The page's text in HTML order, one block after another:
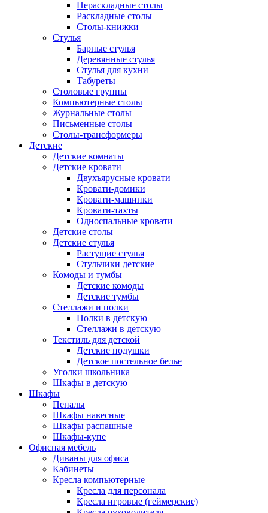
Нераскладные столы
Раскладные столы
Столы-книжки
Стулья
Барные стулья
Деревянные стулья
Стулья для кухни
Табуреты
Столовые группы
Компьютерные столы
Журнальные столы
Письменные столы
Столы-трансформеры
Детские
Детские комнаты
Детские кровати
Двухъярусные кровати
Кровати-домики
Кровати-машинки
Кровати-тахты
Односпальные кровати
Детские столы
Детские стулья
Растущие стулья
Стульчики детские
Комоды и тумбы
Детские комоды
Детские тумбы
Стеллажи и полки
Полки в детскую
Стеллажи в детскую
Текстиль для детской
Детские подушки
Детское постельное белье
Уголки школьника
Шкафы в детскую
Шкафы
Пеналы
Шкафы навесные
Шкафы распашные
Шкафы-купе
Офисная мебель
Диваны для офиса
Кабинеты
Кресла компьютерные
Кресла для персонала
Кресла игровые (геймерские)